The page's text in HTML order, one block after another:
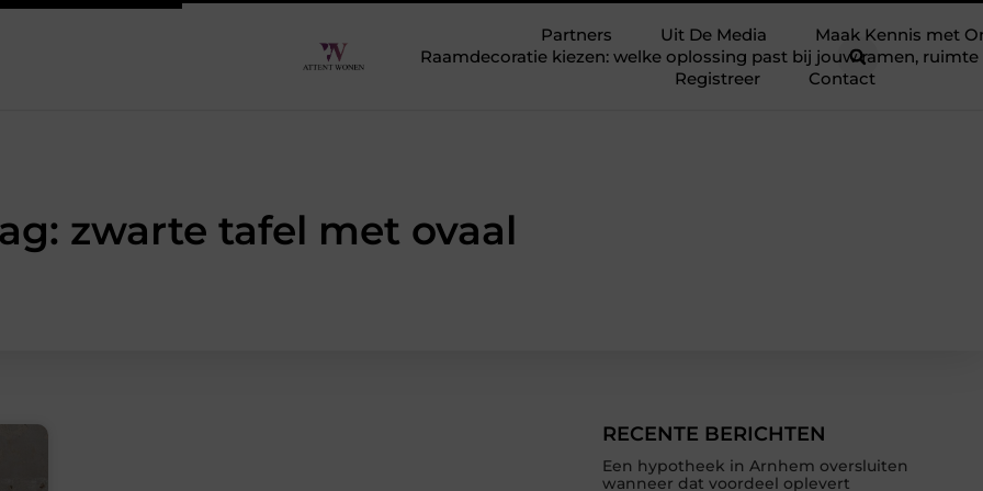
Partners Uit De Media
Maak Kennis met
Raamdecoratie kiezen: welke oplossing past bij jouw ramen,
Registreer
Contact
zwarte tafel met ovaal
RECENTE BERICHTEN
Een hypotheek in Arnhem oversluiten
wanneer dat voordeel oplevert